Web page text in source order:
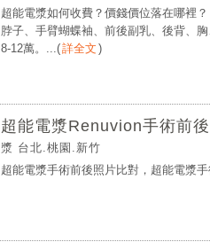
超能電漿如何收費？價錢價位落在哪裡
脖子、手臂蝴蝶袖、前後副乳、後背、
8-12萬。...(詳全文 )
超能電漿Renuvion手術前
漿 台北.桃園.新竹
超能電漿手術前後照片比對，超能電漿